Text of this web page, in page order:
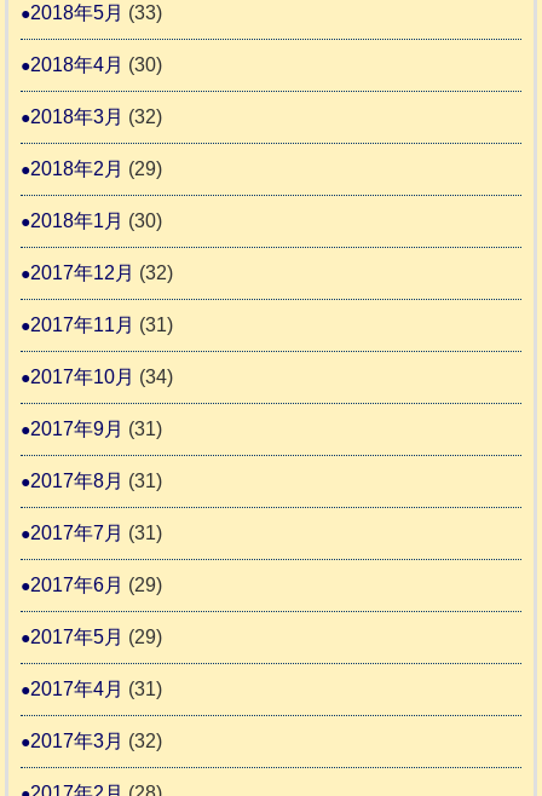
2018年5月 (33)
2018年4月 (30)
2018年3月 (32)
2018年2月 (29)
2018年1月 (30)
2017年12月 (32)
2017年11月 (31)
2017年10月 (34)
2017年9月 (31)
2017年8月 (31)
2017年7月 (31)
2017年6月 (29)
2017年5月 (29)
2017年4月 (31)
2017年3月 (32)